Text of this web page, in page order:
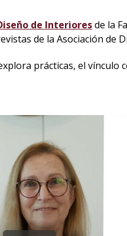
de Interioresde la
de la Asociación
prácticas, el